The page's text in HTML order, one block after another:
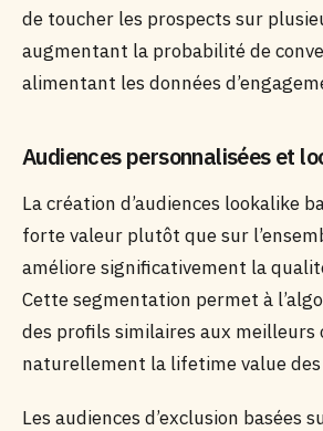
de toucher les prospects sur
augmentant la probabilité de
alimentant les données
Audiences personnalisées et
La création d’audiences lookalike
forte valeur plutôt que sur
améliore significativement la
Cette segmentation permet à
des profils similaires aux
naturellement la lifetime value
Les audiences d’exclusion basées